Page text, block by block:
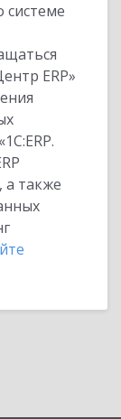
системе
ERP»
а также